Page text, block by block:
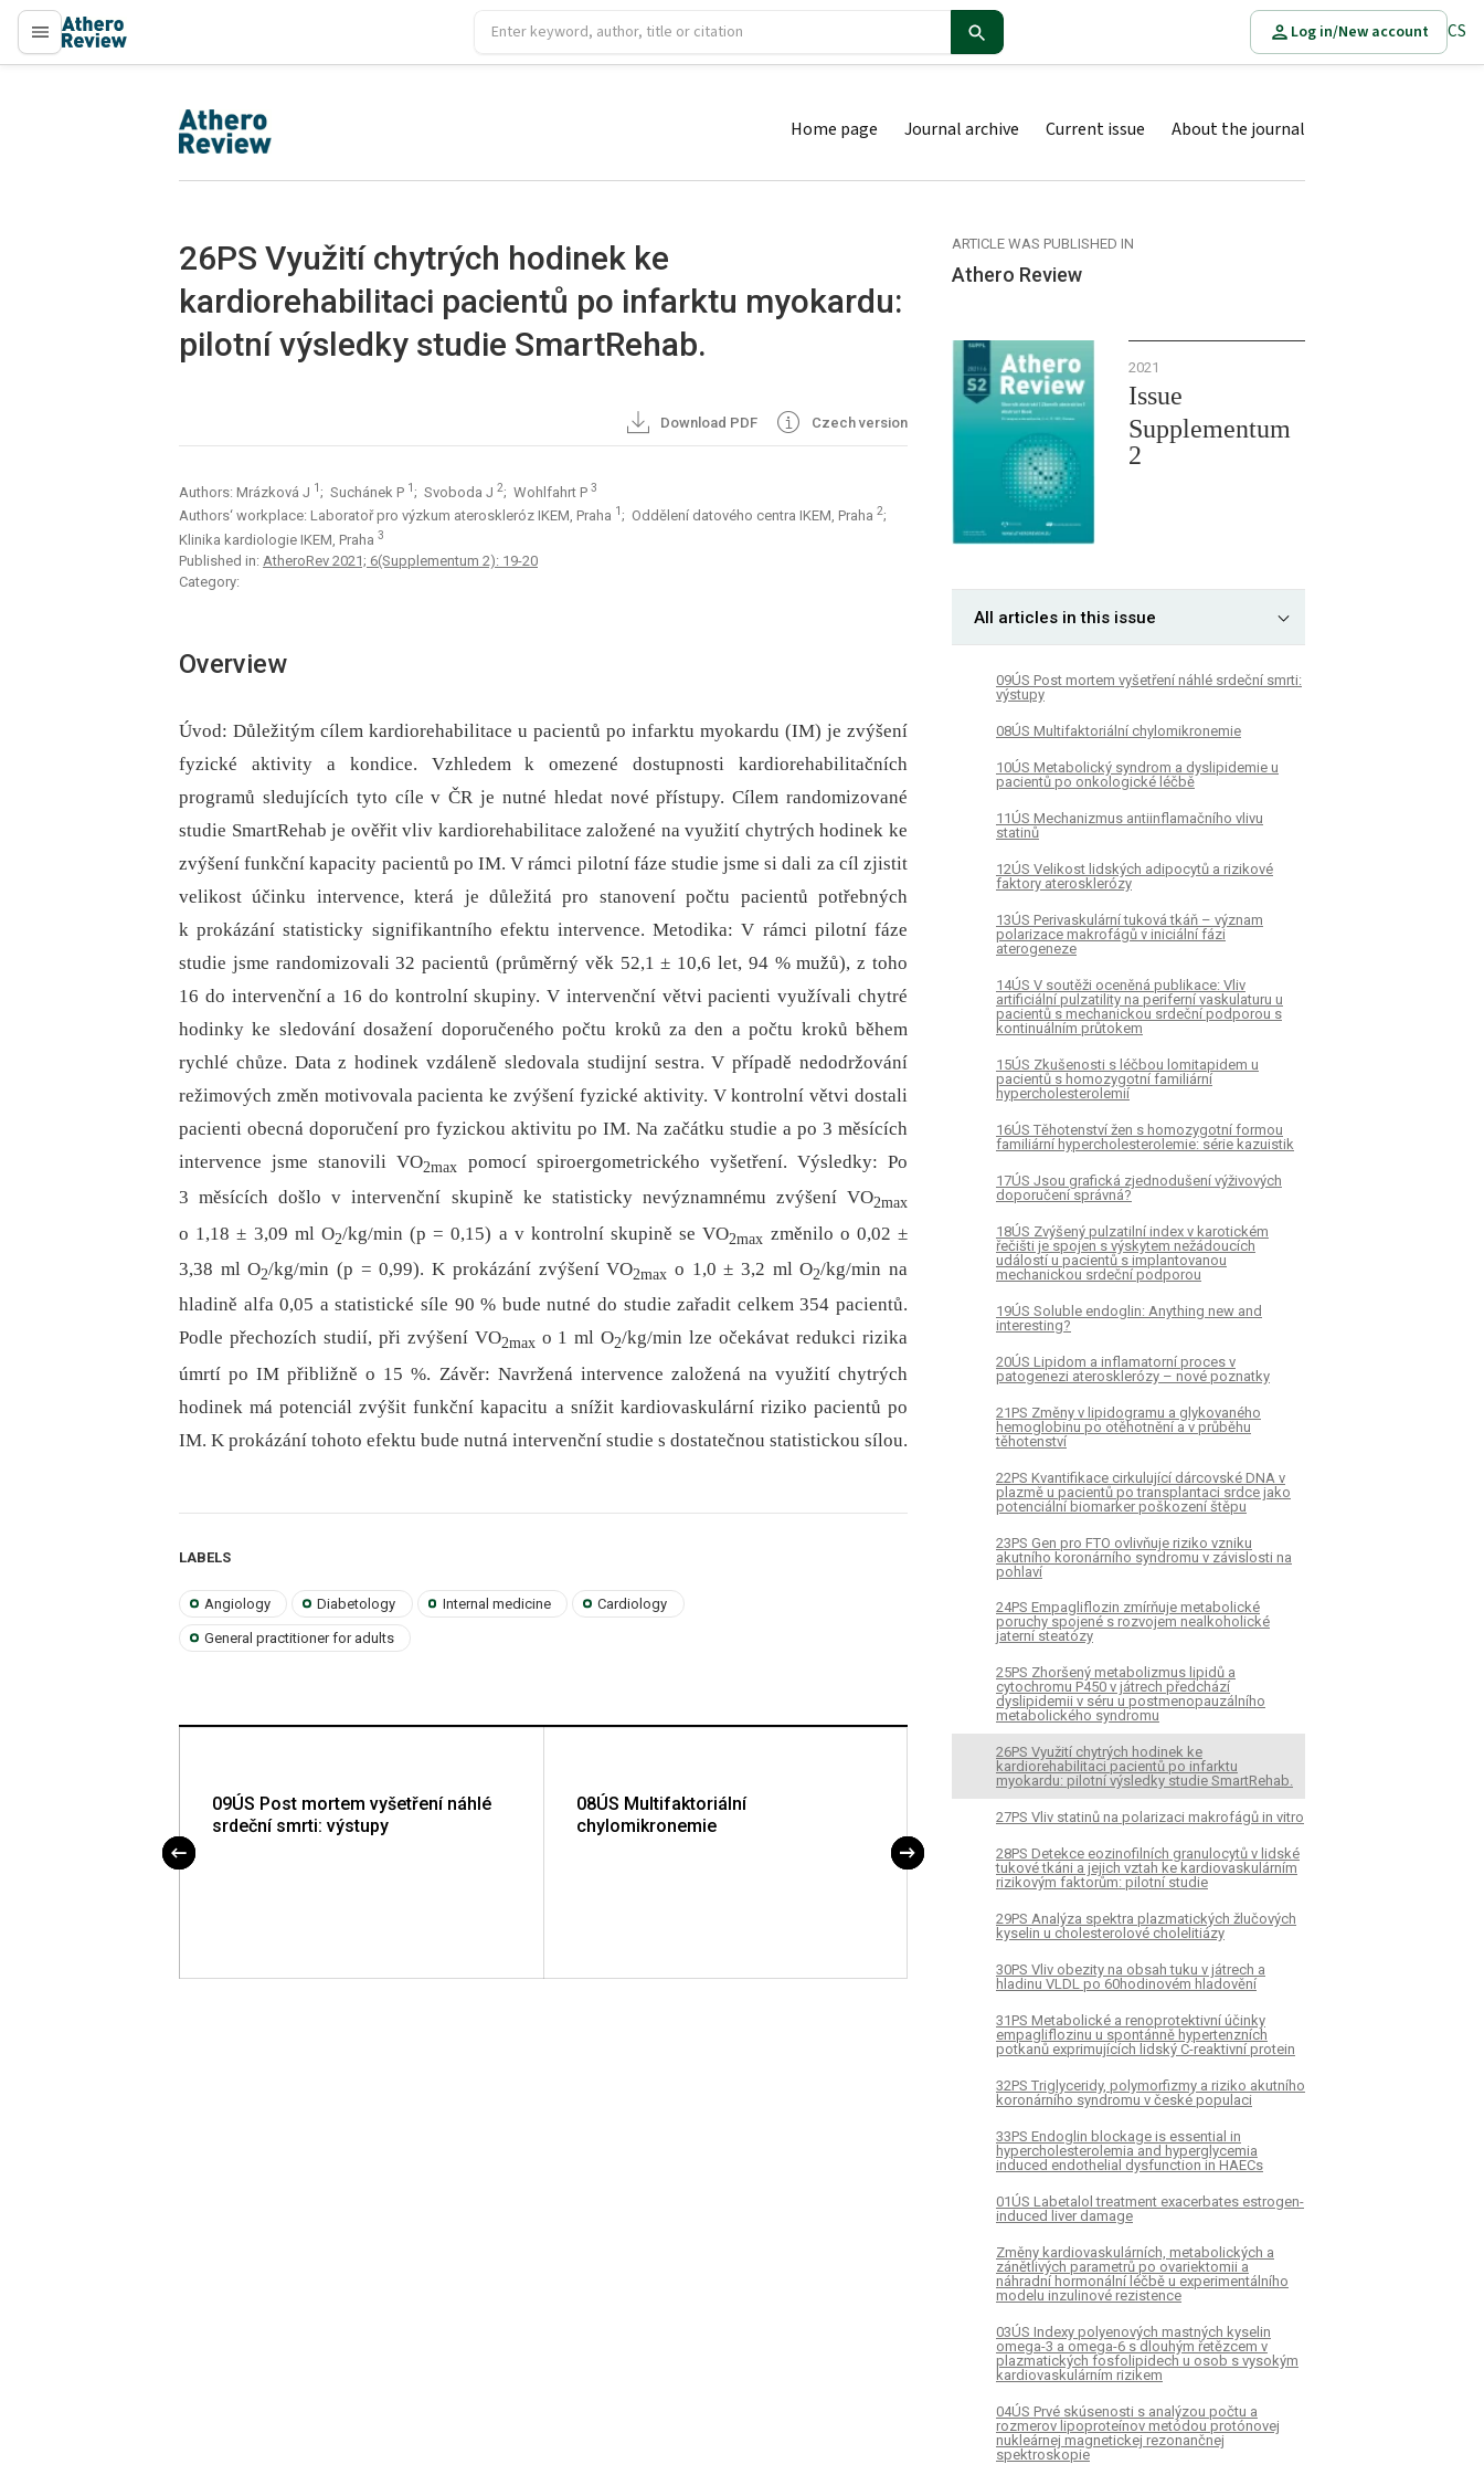
proLékaře.cz
Log in/New account CS
proLékaře.cz Home page Journal archive Current issue About the journal
26PS Využití chytrých hodinek ke
kardiorehabilitaci pacientů po infarktu myokardu:
pilotní výsledky studie SmartRehab.
Download PDF Czech version
Authors: Mrázková J 1 ; Suchánek P 1 ; Svoboda J 2; Wohlfahrt P 3
Authors‘ workplace: Laboratoř pro výzkum ateroskleróz IKEM, Praha 1 ; Oddělení datového centra IKEM, Praha 2;
Klinika kardiologie IKEM, Praha 3
Published in: AtheroRev 2021; 6(Supplementum 2): 19-20
Category:
Overview
Úvod: Důležitým cílem kardiorehabilitace u pacientů po infarktu myokardu (IM) je zvýšení
fyzické aktivity a kondice. Vzhledem k omezené dostupnosti kardiorehabilitačních
programů sledujících tyto cíle v ČR je nutné hledat nové přístupy. Cílem randomizované
studie SmartRehab je ověřit vliv kardiorehabilitace založené na využití chytrých hodinek ke
zvýšení funkční kapacity pacientů po IM. V rámci pilotní fáze studie jsme si dali za cíl zjistit
velikost účinku intervence, která je důležitá pro stanovení počtu pacientů potřebných
k prokázání statisticky signifikantního efektu intervence. Metodika: V rámci pilotní fáze
studie jsme randomizovali 32 pacientů (průměrný věk 52,1 ± 10,6 let, 94 % mužů), z toho
16 do intervenční a 16 do kontrolní skupiny. V intervenční větvi pacienti využívali chytré
hodinky ke sledování dosažení doporučeného počtu kroků za den a počtu kroků během
rychlé chůze. Data z hodinek vzdáleně sledovala studijní sestra. V případě nedodržování
režimových změn motivovala pacienta ke zvýšení fyzické aktivity. V kontrolní větvi dostali
pacienti obecná doporučení pro fyzickou aktivitu po IM. Na začátku studie a po 3 měsících
intervence jsme stanovili VO2max
pomocí spiroergometrického vyšetření. Výsledky: Po
3 měsících došlo v intervenční skupině ke statisticky nevýznamnému zvýšení VO2max
o 1,18 ± 3,09 ml O2/kg/min (p = 0,15) a v kontrolní skupině se VO2max změnilo o 0,02 ±
3,38 ml O2/kg/min (p = 0,99). K prokázání zvýšení VO2max o 1,0 ± 3,2 ml O2/kg/min na
hladině alfa 0,05 a statistické síle 90 % bude nutné do studie zařadit celkem 354 pacientů.
Podle přechozích studií, při zvýšení VO2max o 1 ml O2/kg/min lze očekávat redukci rizika
úmrtí po IM přibližně o 15 %. Závěr: Navržená intervence založená na využití chytrých
hodinek má potenciál zvýšit funkční kapacitu a snížit kardiovaskulární riziko pacientů po
IM. K prokázání tohoto efektu bude nutná intervenční studie s dostatečnou statistickou sílou.
LABELS
Angiology Diabetology Internal medicine Cardiology
General practitioner for adults
09ÚS Post mortem vyšetření náhlé
srdeční smrti: výstupy
08ÚS Multifaktoriální
chylomikronemie
10ÚS Metabolický syndrom a
dyslipidemie u pacientů po
onkologické léčbě
ARTICLE WAS PUBLISHED IN
Athero Review
2021
Issue
Supplementum
2
All articles in this issue
09ÚS Post mortem vyšetření náhlé srdeční smrti:
výstupy
08ÚS Multifaktoriální chylomikronemie
10ÚS Metabolický syndrom a dyslipidemie u
pacientů po onkologické léčbě
11ÚS Mechanizmus antiinflamačního vlivu
statinů
12ÚS Velikost lidských adipocytů a rizikové
faktory aterosklerózy
13ÚS Perivaskulární tuková tkáň – význam
polarizace makrofágů v iniciální fázi
aterogeneze
14ÚS V soutěži oceněná publikace: Vliv
artificiální pulzatility na periferní vaskulaturu u
pacientů s mechanickou srdeční podporou s
kontinuálním průtokem
15ÚS Zkušenosti s léčbou lomitapidem u
pacientů s homozygotní familiární
hypercholesterolemií
16ÚS Těhotenství žen s homozygotní formou
familiární hypercholesterolemie: série kazuistik
17ÚS Jsou grafická zjednodušení výživových
doporučení správná?
18ÚS Zvýšený pulzatilní index v karotickém
řečišti je spojen s výskytem nežádoucích
událostí u pacientů s implantovanou
mechanickou srdeční podporou
19ÚS Soluble endoglin: Anything new and
interesting?
20ÚS Lipidom a inflamatorní proces v
patogenezi aterosklerózy – nové poznatky
21PS Změny v lipidogramu a glykovaného
hemoglobinu po otěhotnění a v průběhu
těhotenství
22PS Kvantifikace cirkulující dárcovské DNA v
plazmě u pacientů po transplantaci srdce jako
potenciální biomarker poškození štěpu
23PS Gen pro FTO ovlivňuje riziko vzniku
akutního koronárního syndromu v závislosti na
pohlaví
24PS Empagliflozin zmírňuje metabolické
poruchy spojené s rozvojem nealkoholické
jaterní steatózy
25PS Zhoršený metabolizmus lipidů a
cytochromu P450 v játrech předchází
dyslipidemii v séru u postmenopauzálního
metabolického syndromu
26PS Využití chytrých hodinek ke
kardiorehabilitaci pacientů po infarktu
myokardu: pilotní výsledky studie SmartRehab.
27PS Vliv statinů na polarizaci makrofágů in vitro
28PS Detekce eozinofilních granulocytů v lidské
tukové tkáni a jejich vztah ke kardiovaskulárním
rizikovým faktorům: pilotní studie
29PS Analýza spektra plazmatických žlučových
kyselin u cholesterolové cholelitiázy
30PS Vliv obezity na obsah tuku v játrech a
hladinu VLDL po 60hodinovém hladovění
31PS Metabolické a renoprotektivní účinky
empagliflozinu u spontánně hypertenzních
potkanů exprimujících lidský C-reaktivní protein
32PS Triglyceridy, polymorfizmy a riziko akutního
koronárního syndromu v české populaci
33PS Endoglin blockage is essential in
hypercholesterolemia and hyperglycemia
induced endothelial dysfunction in HAECs
01ÚS Labetalol treatment exacerbates estrogen-
induced liver damage
Změny kardiovaskulárních, metabolických a
zánětlivých parametrů po ovariektomii a
náhradní hormonální léčbě u experimentálního
modelu inzulinové rezistence
03ÚS Indexy polyenových mastných kyselin
omega-3 a omega-6 s dlouhým řetězcem v
plazmatických fosfolipidech u osob s vysokým
kardiovaskulárním rizikem
04ÚS Prvé skúsenosti s analýzou počtu a
rozmerov lipoproteínov metódou protónovej
nukleárnej magnetickej rezonančnej
spektroskopie